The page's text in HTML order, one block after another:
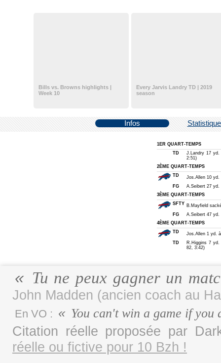
Bills vs. Browns highlights |
Week 10
Every Jarvis Landry TD | 2019
season
Infos
1ER QUART-TEMPS
TD
J.Landry 17
2:51)
2ÈME QUART-TEMPS
TD
Jos.Allen 10 yd.
FG
A.Seibert 27 yd.
3ÈME QUART-TEMPS
SFTY B.Mayfield
FG
A.Seibert 47 yd.
4ÈME QUART-TEMPS
TD
Jos.Allen 1 yd.
TD
R.Higgins 7 yd.
82, 3:42)
Tu ne peux gagner un
John Madden (ancien coach au
En VO : You can't win a game if
Citation réelle proposée par
réelle ou fictive pour 10 Bzh !